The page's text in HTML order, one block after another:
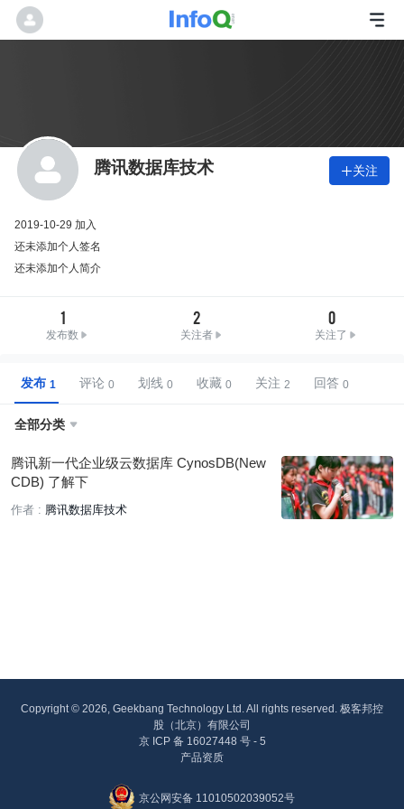
腾讯数据库技术 关注
2019-10-29 加入
还未添加个人签名
还未添加个人简介
1
发布数
2
关注者
0
关注了
发布 评论 划线 收藏 关注 回答
全部分类 
腾讯新一代企业级云数据库 CynosDB(New
CDB) 了解下
作者 : 腾讯数据库技术
Copyright © 2026, Geekbang Technology Ltd. All rights reserved. 极客邦控
股（北京）有限公司
京 ICP 备 16027448 号 - 5
产品资质
京公网安备 11010502039052号